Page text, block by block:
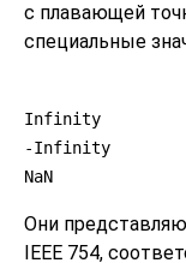
с плавающей
специальные
Infinity
-Infinity
NaN
Они
IEEE 754,